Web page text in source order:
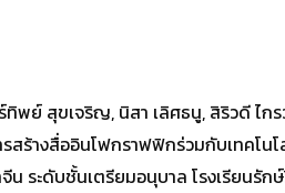
ทิพย์ สุขเจริญ, นิสา เลิศธนู, สิริวดี ไก
ร้างสื่ออินโฟกราฟฟิกร่วมกับเทคโนโ
น ระดับชั้นเตรียมอนุบาล โรงเรียนรัก